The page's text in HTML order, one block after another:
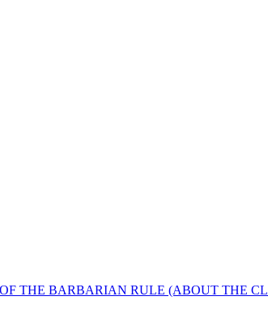
THE BARBARIAN RULE (ABOUT THE